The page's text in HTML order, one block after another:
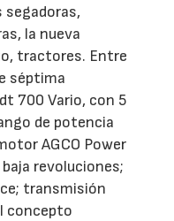
segadoras,
la nueva
tractores. Entre
séptima
700 Vario, con 5
de potencia
AGCO Power
revoluciones;
transmisión
concepto